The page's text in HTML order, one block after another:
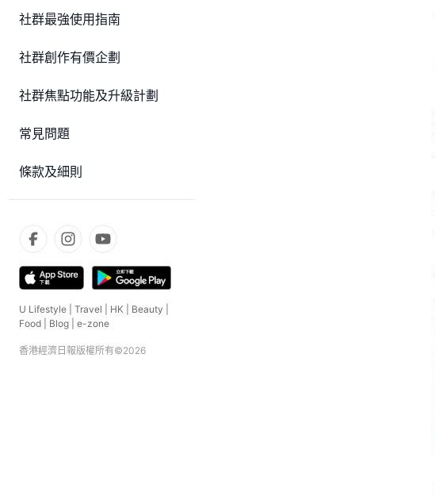
社群最強使用指南
社群創作有價企劃
社群焦點功能及升級計劃
常見問題
條款及細則
U Lifestyle Travel HK Beauty
Food
Blog e-zone
香港經濟日報版權所有©2026